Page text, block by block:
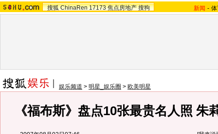
搜狐 ChinaRen 17173 焦点房地产 搜狗 新闻 -
娱乐频道 > 明星_娱乐圈 > 欧美明星
《福布斯》盘点10张最贵名人照 朱